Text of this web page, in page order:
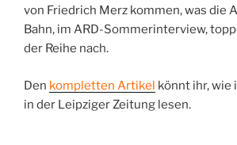
von Friedrich Merz kommen, was die
Bahn, im ARD-Sommerinterview,
der Reihe nach.
Den kompletten Artikel könnt ihr, wie
in der Leipziger Zeitung lesen.